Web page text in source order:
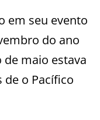
em seu evento
do ano
de maio estava
de o Pacífico